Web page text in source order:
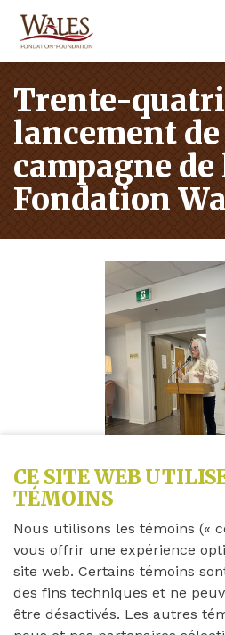
Trente-
lancement
campagne de
Fondation
Partagez cette
CE SITE WEB
TÉMOINS
Nous utilisons les témoins («
vous offrir une expérience
site web. Certains témoins
des fins techniques et ne
être désactivés. Les autres